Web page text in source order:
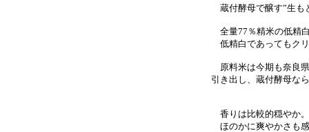
蔵付酵母で醸す”生も
全量77％精米の低精
低精白であってもク
原料米は今期も奈良
引き出し、蔵付酵母な
香りは比較的穏やか。
ほのかに爽やかさも